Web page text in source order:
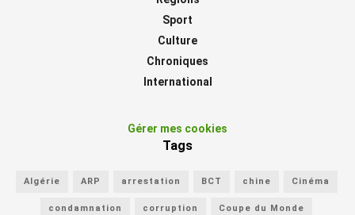
Sport
Culture
Chroniques
International
Gérer mes cookies
Tags
Algérie ARP arrestation BCT chine Cinéma
condamnation corruption Coupe du Monde